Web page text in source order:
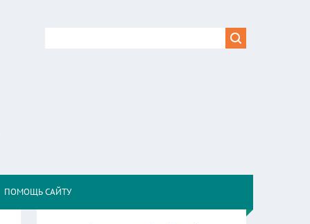
ПОМОЩЬ САЙТУ